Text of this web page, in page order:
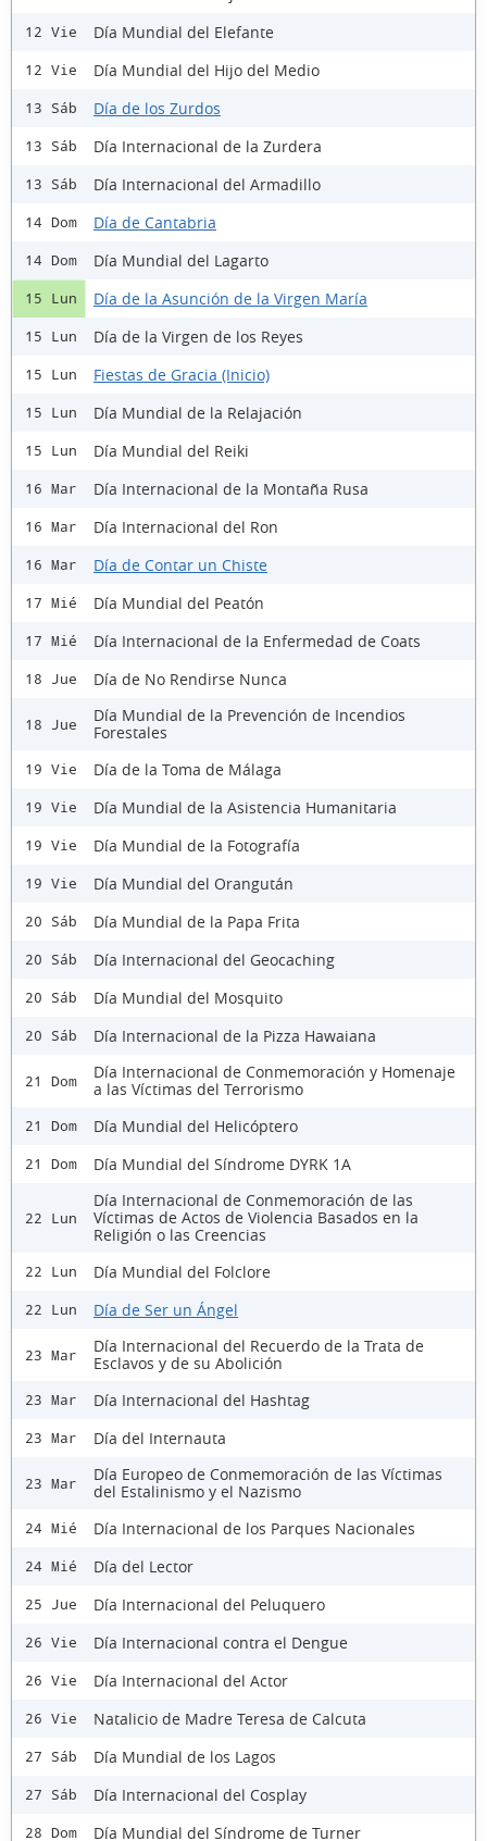
12 Vie Día Mundial del Elefante
12 Vie Día Mundial del Hijo del Medio
13 Sáb Día de los Zurdos
13 Sáb Día Internacional de la Zurdera
13 Sáb Día Internacional del Armadillo
14 Dom Día de Cantabria
14 Dom Día Mundial del Lagarto
15 Lun Día de la Asunción de la Virgen María
15 Lun Día de la Virgen de los Reyes
15 Lun Fiestas de Gracia (Inicio)
15 Lun Día Mundial de la Relajación
15 Lun Día Mundial del Reiki
16 Mar Día Internacional de la Montaña Rusa
16 Mar Día Internacional del Ron
16 Mar Día de Contar un Chiste
17 Mié Día Mundial del Peatón
17 Mié Día Internacional de la Enfermedad de Coats
18 Jue Día de No Rendirse Nunca
18 Jue
Día Mundial de la Prevención de Incendios
Forestales
19 Vie Día de la Toma de Málaga
19 Vie Día Mundial de la Asistencia Humanitaria
19 Vie Día Mundial de la Fotografía
19 Vie Día Mundial del Orangután
20 Sáb Día Mundial de la Papa Frita
20 Sáb Día Internacional del Geocaching
20 Sáb Día Mundial del Mosquito
20 Sáb Día Internacional de la Pizza Hawaiana
21 Dom
Día Internacional de Conmemoración y Homenaje
a las Víctimas del Terrorismo
21 Dom Día Mundial del Helicóptero
21 Dom Día Mundial del Síndrome DYRK 1A
22 Lun
Día Internacional de Conmemoración de las
Víctimas de Actos de Violencia Basados en la
Religión o las Creencias
22 Lun Día Mundial del Folclore
22 Lun Día de Ser un Ángel
23 Mar
Día Internacional del Recuerdo de la Trata de
Esclavos y de su Abolición
23 Mar Día Internacional del Hashtag
23 Mar Día del Internauta
23 Mar
Día Europeo de Conmemoración de las Víctimas
del Estalinismo y el Nazismo
24 Mié Día Internacional de los Parques Nacionales
24 Mié Día del Lector
25 Jue Día Internacional del Peluquero
26 Vie Día Internacional contra el Dengue
26 Vie Día Internacional del Actor
26 Vie Natalicio de Madre Teresa de Calcuta
27 Sáb Día Mundial de los Lagos
27 Sáb Día Internacional del Cosplay
28 Dom Día Mundial del Síndrome de Turner